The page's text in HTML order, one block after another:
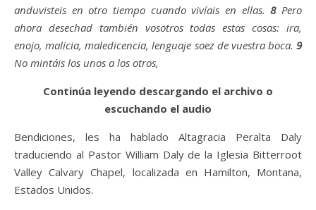
anduvisteis en otro tiempo cuando vivíais en ellas. 8Pero
ahora desechad también vosotros todas estas cosas: ira,
enojo, malicia, maledicencia, lenguaje soez de vuestra boca. 9
No mintáis los unos a los otros,
Continúa leyendo descargando el archivo o
escuchando el audio
Bendiciones, les ha hablado Altagracia Peralta Daly
traduciendo al Pastor William Daly de la Iglesia Bitterroot
Valley Calvary Chapel, localizada en Hamilton, Montana,
Estados Unidos.